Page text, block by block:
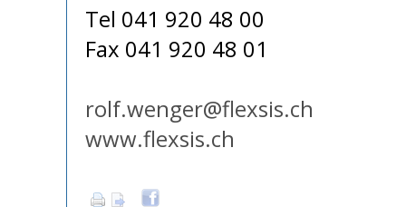
Tel 041 920 48 00
Fax 041 920 48 01
rolf.wenger@flexsis.ch
www.flexsis.ch